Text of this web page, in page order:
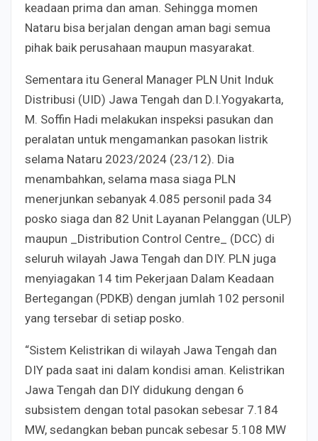
keadaan prima dan aman. Sehingga momen
Nataru bisa berjalan dengan aman bagi semua
pihak baik perusahaan maupun masyarakat.
Sementara itu General Manager PLN Unit Induk
Distribusi (UID) Jawa Tengah dan D.I.Yogyakarta,
M. Soffin Hadi melakukan inspeksi pasukan dan
peralatan untuk mengamankan pasokan listrik
selama Nataru 2023/2024 (23/12). Dia
menambahkan, selama masa siaga PLN
menerjunkan sebanyak 4.085 personil pada 34
posko siaga dan 82 Unit Layanan Pelanggan (ULP)
maupun _Distribution Control Centre_ (DCC) di
seluruh wilayah Jawa Tengah dan DIY. PLN juga
menyiagakan 14 tim Pekerjaan Dalam Keadaan
Bertegangan (PDKB) dengan jumlah 102 personil
yang tersebar di setiap posko.
“Sistem Kelistrikan di wilayah Jawa Tengah dan
DIY pada saat ini dalam kondisi aman. Kelistrikan
Jawa Tengah dan DIY didukung dengan 6
subsistem dengan total pasokan sebesar 7.184
MW, sedangkan beban puncak sebesar 5.108 MW